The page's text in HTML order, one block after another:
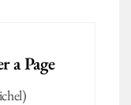
a Page